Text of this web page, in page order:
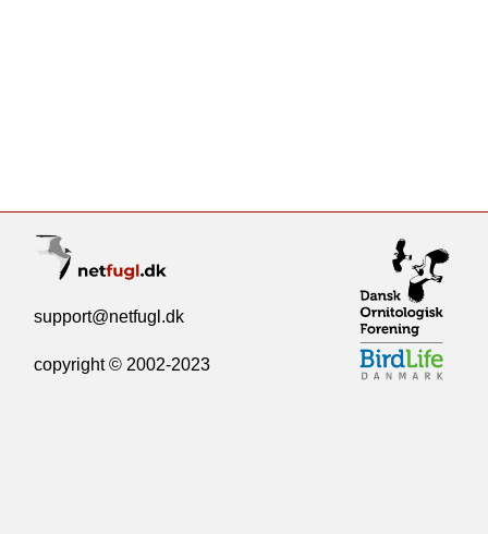
support@netfugl.dk
copyright © 2002-2023